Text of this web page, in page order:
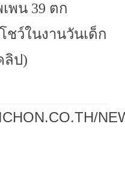
พน 39 ตก
ว์ในงานวันเด็ก
ลิป)